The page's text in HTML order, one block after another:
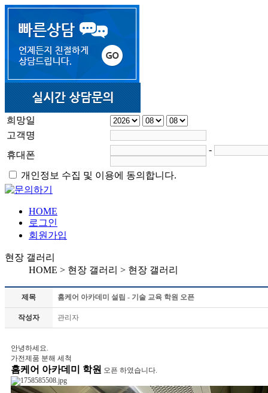
희망일
고객명
휴대폰
-
개인정보 수집 및 이용에 동의합니다.
HOME
로그인
회원가입
현장 갤러리
HOME > 현장 갤러리 > 현장 갤러리
제목 홈케어 아카데미 설립 - 기술 교육 학원 오픈
작성자 관리자
안녕하세요.
가전제품 분해 세척
홈케어 아카데미 학원 오픈 하였습니다.